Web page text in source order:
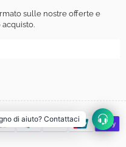
sulle nostre offerte e
di aiuto? Contattaci